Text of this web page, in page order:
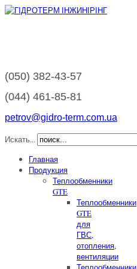
(050) 382-43-57
(044) 461-85-81
petrov@gidro-term.com.ua
Искать...
Главная
Продукция
Теплообменники
GTE
Теплообменники
GTE
для
ГВС,
отопления,
вентиляции